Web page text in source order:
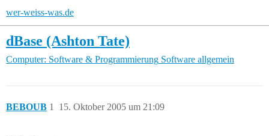
wer-weiss-was.de
dBase (Ashton Tate)
Computer: Software & Programmierung Software allgemein
BEBOUB 15. Oktober 2005 um 21:09
1